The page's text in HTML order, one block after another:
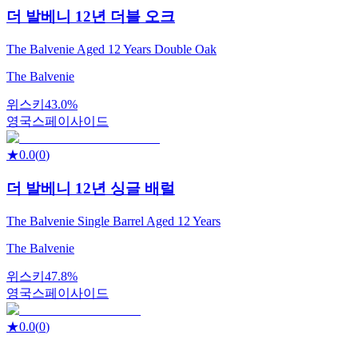
더 발베니 12년 더블 오크
The Balvenie Aged 12 Years Double Oak
The Balvenie
위스키 43.0%
영국스페이사이드
★0.0(0)
더 발베니 12년 싱글 배럴
The Balvenie Single Barrel Aged 12 Years
The Balvenie
위스키 47.8%
영국스페이사이드
★0.0(0)